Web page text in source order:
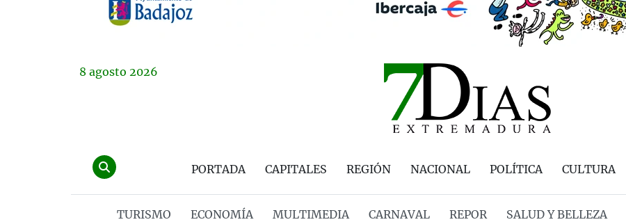
8 agosto 2026
PORTADA CAPITALES REGIÓN NACIONAL POLÍTICA CULTURA
TURISMO ECONOMÍA MULTIMEDIA CARNAVAL REPOR SALUD Y BELLEZA